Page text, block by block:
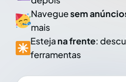
Naveguesem
mais
Esteja na frente:
ferramentas